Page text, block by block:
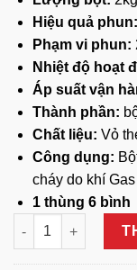
Hiệu quả phun:
Phạm vi phun:
Nhiệt độ hoạt
Áp suất vận
Thành phần:
Chất liệu: Vỏ
Công dụng:
cháy do khí Gas
1 thùng 6 bình
Bình Bột Chữa